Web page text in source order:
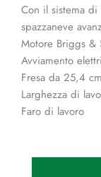
Con il sistema di
spazzaneve
Motore Briggs
Avviamento
Fresa da 25,4
Larghezza di
Faro di lavoro